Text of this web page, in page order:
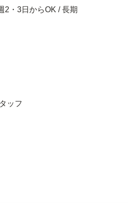
2・3日からOK / 長期
ッフ